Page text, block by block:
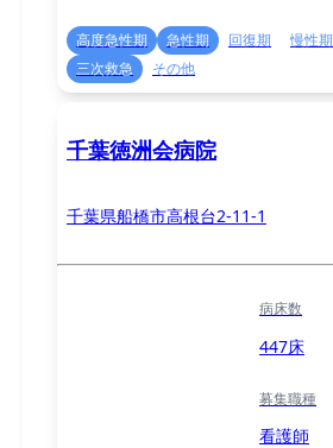
高度急性期 急性期 回復期 慢性期
三次救急
その他
千葉徳洲会病院
千葉県船橋市高根台2-11-1
病床数
447床
募集職種
看護師